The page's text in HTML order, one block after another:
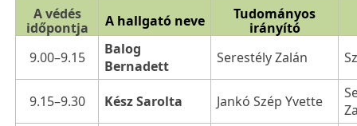
A védés
időpontja
A hallgató neve
Tudományos
irányító
9.00–9.15
Balog
Bernadett
Serestély Zalán
9.15–9.30 Kész Sarolta Jankó Szép Yvette